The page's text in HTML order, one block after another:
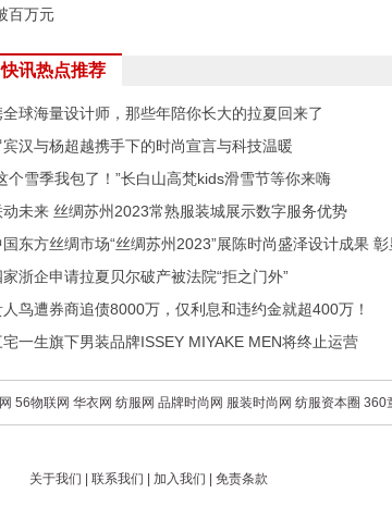
百万元
快讯热点推荐
全球海量设计师，那些年陪你长大的拉夏回来了
宾汉与杨超越携手下的时尚宣言与科技温暖
个雪季我包了！”长白山高梵kids滑雪节等你来嗨
动未来 丝绸苏州2023常熟服装城展示数字服务优势
国东方丝绸市场“丝绸苏州2023”展陈时尚盛泽设计成果 彰
泽设计新名片
家浙企申请拉夏贝尔破产被法院“拒之门外”
人鸟遭券商追债8000万，仅利息和违约金就超400万！
宅一生旗下男装品牌ISSEY MIYAKE MEN将终止运营
56物联网 华衣网 纺服网 品牌时尚网 服装时尚网 纺服资本圈 360
关于我们 联系我们 加入我们 免责条款